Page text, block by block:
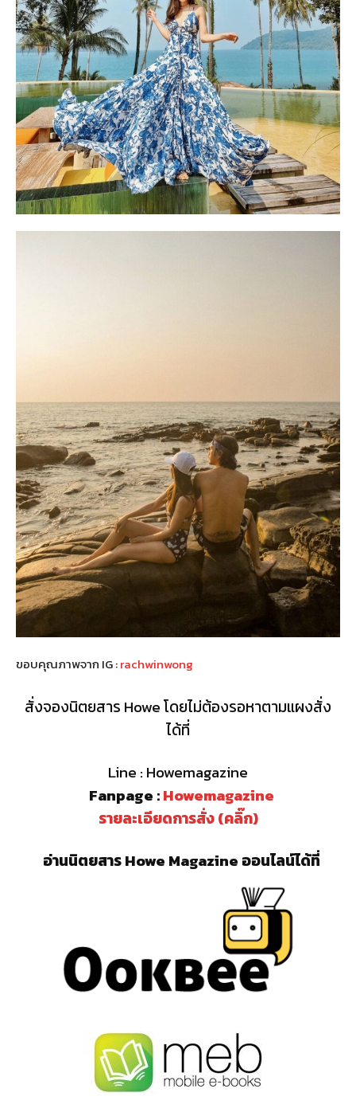
ขอบคุณภาพจาก IG :rachwinwong
สั่งจองนิตยสาร Howe โดยไม่ต้องรอหาตามแผงสั่ง
ได้ที่
Line : Howemagazine
Fanpage :Howemagazine
รายละเอียดการสั่ง (คลิ๊ก)
อ่านนิตยสาร Howe Magazine ออนไลน์ได้ที่